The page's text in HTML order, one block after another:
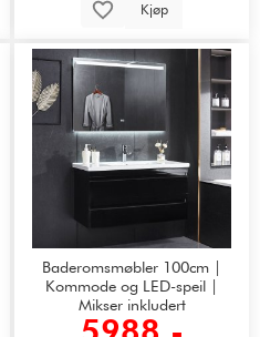
Kjøp
Baderomsmøbler 100cm |
Kommode og LED-speil |
Mikser inkludert